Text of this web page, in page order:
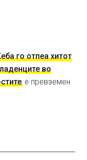
го отпеа хитот
во
е превземен